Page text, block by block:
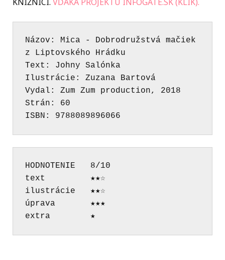
KNIŽNICI. VĎAKA PROJEKTU INFOGATE.SK (KLIK).
Názov: Mica - Dobrodružstvá mačiek
z Liptovského Hrádku
Text: Johny Salónka
Ilustrácie: Zuzana Bartová
Vydal: Zum Zum production, 2018
Strán: 60
ISBN: 9788089896066
HODNOTENIE   8/10
text         ★★☆
ilustrácie   ★★☆
úprava       ★★★
extra        ★